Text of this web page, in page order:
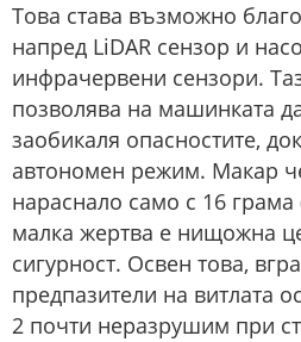
Това става възможно
напред LiDAR сензор и
инфрачервени сензори.
позволява на машинката
заобикаля опасностите,
автономен режим. Макар
нараснало само с 16 грама
малка жертва е нищожна
сигурност. Освен това,
предпазители на витлата
2 почти неразрушим при